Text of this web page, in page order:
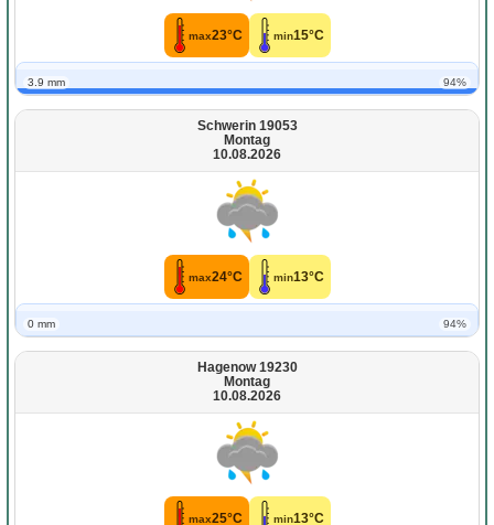
max23°C min15°C
3.9 mm 94%
Schwerin 19053
Montag
10.08.2026
max24°C min13°C
0 mm 94%
Hagenow 19230
Montag
10.08.2026
max25°C min13°C